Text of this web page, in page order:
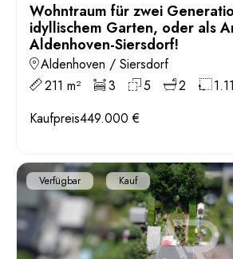
Wohntraum für zwei
idyllischem Garten, oder als
Aldenhoven-Siersdorf!
Aldenhoven / Siersdorf
211 m²
3 5 2
Kaufpreis449.000 €
Verfügbar Kauf